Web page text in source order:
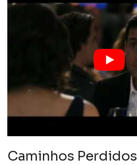
Caminhos Perdidos